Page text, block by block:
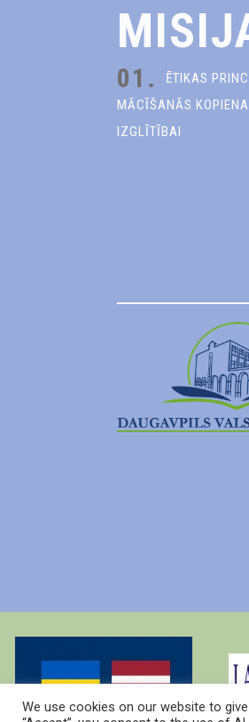
01.
ĒTIKAS
MĀCĪŠANĀS
IZGLĪTĪBAI
We use cookies on our website to